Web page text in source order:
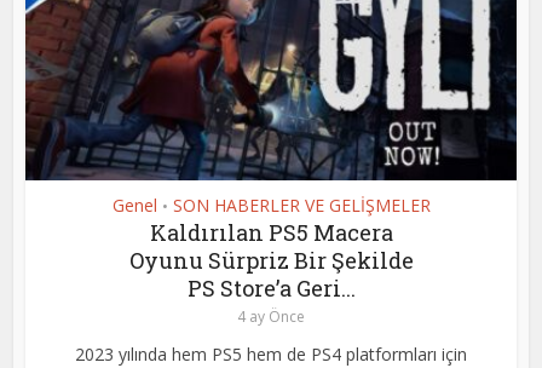
Genel • SON HABERLER VE GELİŞMELER
Kaldırılan PS5 Macera
Oyunu Sürpriz Bir Şekilde
PS Store’a Geri...
4 ay Önce
2023 yılında hem PS5 hem de PS4 platformları için